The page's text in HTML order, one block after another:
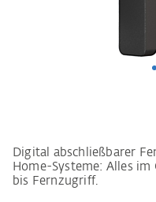
Digital abschließbarer
Home-Systeme: Alles
bis Fernzugriff.